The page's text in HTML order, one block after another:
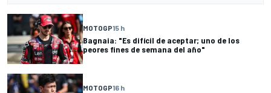
MOTOGP15 h
Bagnaia: "Es difícil de aceptar; uno de los
peores fines de semana del año"
MOTOGP16 h